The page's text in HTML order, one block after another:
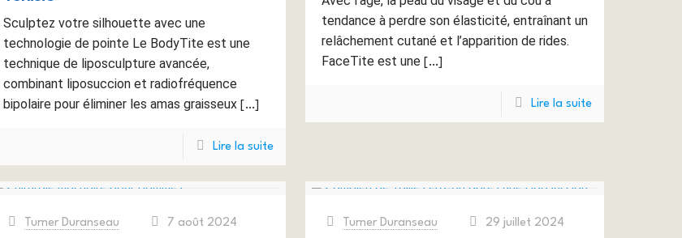
Sculptez votre silhouette avec une
technologie de pointe Le BodyTite est une
technique de liposculpture avancée,
combinant liposuccion et radiofréquence
bipolaire pour éliminer les amas graisseux[…]
Lire la suite
tendance à perdre son élasticité, entraînant un
relâchement cutané et l’apparition de rides.
FaceTite est une[…]
Lire la suite
Turner Duranseau 7 août 2024 Turner Duranseau 29 juillet 2024